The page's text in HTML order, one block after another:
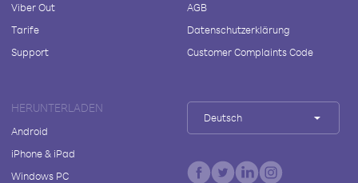
Viber Out
Tarife
Support
AGB
Datenschutzerklärung
Customer Complaints Code
HERUNTERLADEN
Android
iPhone & iPad
Windows PC
Deutsch